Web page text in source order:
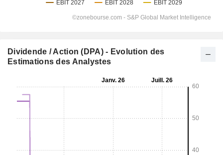
Dividende / Action (DPA) - Evolution des
Estimations des Analystes